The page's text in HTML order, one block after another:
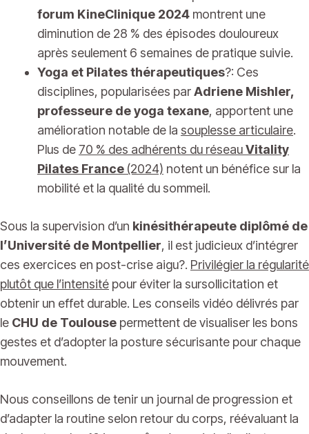
forum KineClinique 2024 montrent une
diminution de 28 % des épisodes douloureux
après seulement 6 semaines de pratique suivie.
Yoga et Pilates thérapeutiques?: Ces
disciplines, popularisées parAdriene Mishler,
professeure de yoga texane, apportent une
amélioration notable de la souplesse articulaire.
Plus de 70 % des adhérents du réseauVitality
Pilates France (2024) notent un bénéfice sur la
mobilité et la qualité du sommeil.
Sous la supervision d’un kinésithérapeute diplômé de
l’Université de Montpellier, il est judicieux d’intégrer
ces exercices en post-crise aigu?. Privilégier la régularité
plutôt que l’intensité pour éviter la sursollicitation et
obtenir un effet durable. Les conseils vidéo délivrés par
le CHU de Toulouse permettent de visualiser les bons
gestes et d’adopter la posture sécurisante pour chaque
mouvement.
Nous conseillons de tenir un journal de progression et
d’adapter la routine selon retour du corps, réévaluant la